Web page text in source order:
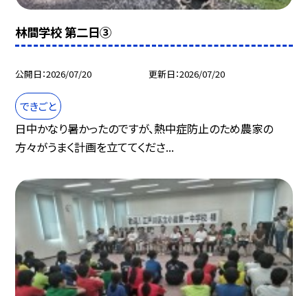
林間学校 第二日③
公開日 2026/07/20 更新日 2026/07/20
できごと
日中かなり暑かったのですが、熱中症防止のため農家の
方々がうまく計画を立ててくださ...